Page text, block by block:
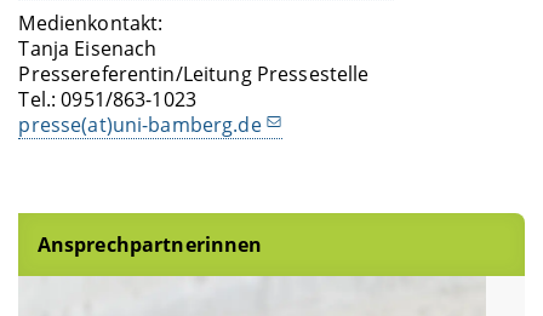
Medienkontakt:
Tanja Eisenach
Pressereferentin/Leitung Pressestelle
Tel.: 0951/863-1023
presse(at)uni-bamberg.de
Ansprechpartnerinnen